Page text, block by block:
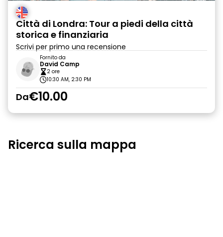
Città di Londra: Tour a piedi della città
storica e finanziaria
Scrivi per primo una recensione
Fornito da
David Camp
2 ore
10:30 AM, 2:30 PM
Da€10.00
Ricerca sulla mappa